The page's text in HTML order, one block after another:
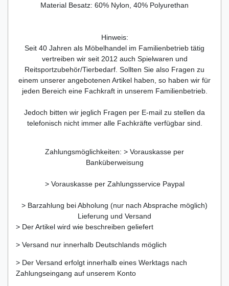
Material Besatz: 60% Nylon, 40% Polyurethan
Hinweis:
Seit 40 Jahren als Möbelhandel im Familienbetrieb tätig
vertreiben wir seit 2012 auch Spielwaren und
Reitsportzubehör/Tierbedarf. Sollten Sie also Fragen zu
einem unserer angebotenen Artikel haben, so haben wir für
jeden Bereich eine Fachkraft in unserem Familienbetrieb.
Jedoch bitten wir jeglich Fragen per E-mail zu stellen da
telefonisch nicht immer alle Fachkräfte verfügbar sind.
Zahlungsmöglichkeiten: > Vorauskasse per
Banküberweisung
> Vorauskasse per Zahlungsservice Paypal
> Barzahlung bei Abholung (nur nach Absprache möglich)
Lieferung und Versand
> Der Artikel wird wie beschreiben geliefert
> Versand nur innerhalb Deutschlands möglich
> Der Versand erfolgt innerhalb eines Werktags nach
Zahlungseingang auf unserem Konto